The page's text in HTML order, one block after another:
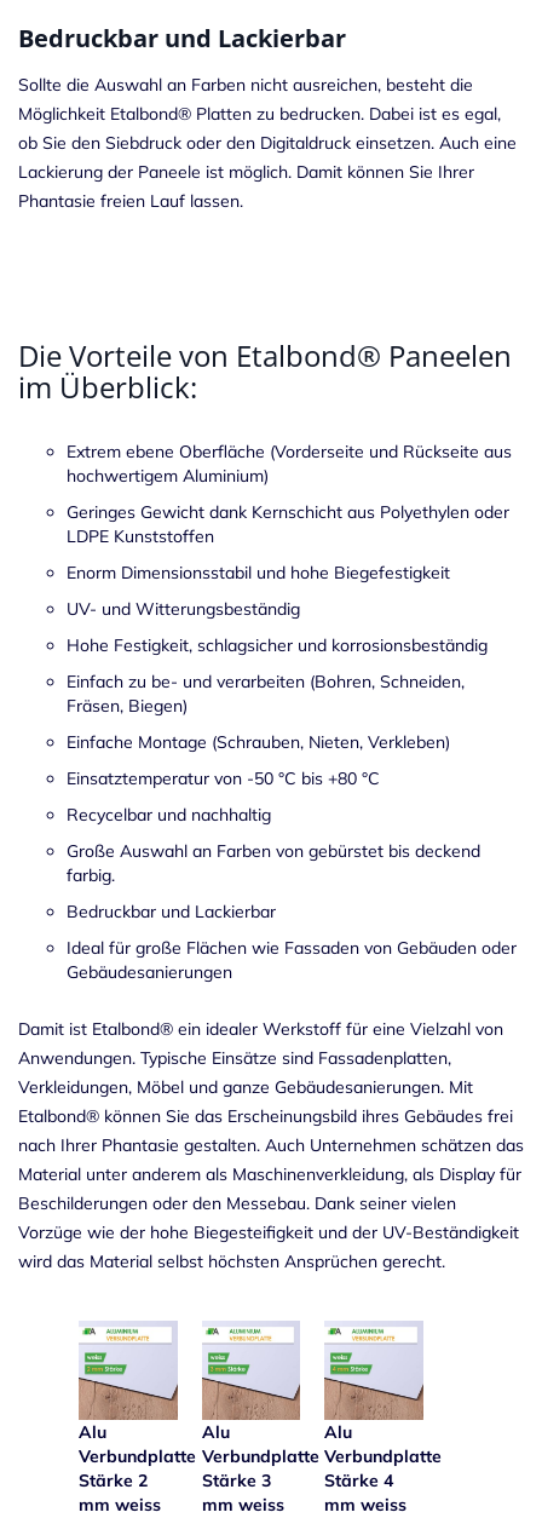
Bedruckbar und Lackierbar
Sollte die Auswahl an Farben nicht ausreichen, besteht die
Möglichkeit Etalbond® Platten zu bedrucken. Dabei ist es egal,
ob Sie den Siebdruck oder den Digitaldruck einsetzen. Auch eine
Lackierung der Paneele ist möglich. Damit können Sie Ihrer
Phantasie freien Lauf lassen.
Die Vorteile von Etalbond® Paneelen
im Überblick:
Extrem ebene Oberfläche (Vorderseite und Rückseite aus
hochwertigem Aluminium)
Geringes Gewicht dank Kernschicht aus Polyethylen oder
LDPE Kunststoffen
Enorm Dimensionsstabil und hohe Biegefestigkeit
UV- und Witterungsbeständig
Hohe Festigkeit, schlagsicher und korrosionsbeständig
Einfach zu be- und verarbeiten (Bohren, Schneiden,
Fräsen, Biegen)
Einfache Montage (Schrauben, Nieten, Verkleben)
Einsatztemperatur von -50 °C bis +80 °C
Recycelbar und nachhaltig
Große Auswahl an Farben von gebürstet bis deckend
farbig.
Bedruckbar und Lackierbar
Ideal für große Flächen wie Fassaden von Gebäuden oder
Gebäudesanierungen
Damit ist Etalbond® ein idealer Werkstoff für eine Vielzahl von
Anwendungen. Typische Einsätze sind Fassadenplatten,
Verkleidungen, Möbel und ganze Gebäudesanierungen. Mit
Etalbond® können Sie das Erscheinungsbild ihres Gebäudes frei
nach Ihrer Phantasie gestalten. Auch Unternehmen schätzen das
Material unter anderem als Maschinenverkleidung, als Display für
Beschilderungen oder den Messebau. Dank seiner vielen
Vorzüge wie der hohe Biegesteifigkeit und der UV-Beständigkeit
wird das Material selbst höchsten Ansprüchen gerecht.
Alu
Verbundplatte
Stärke 2
mm weiss
Alu
Verbundplatte
Stärke 3
mm weiss
Alu
Verbundplatte
Stärke 4
mm weiss